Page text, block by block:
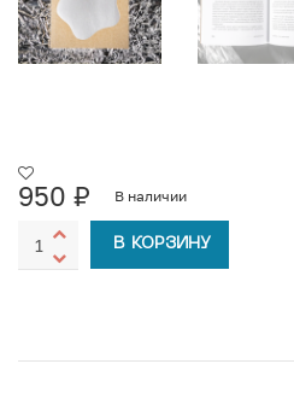
950 ₽ В наличии
В КОРЗИНУ